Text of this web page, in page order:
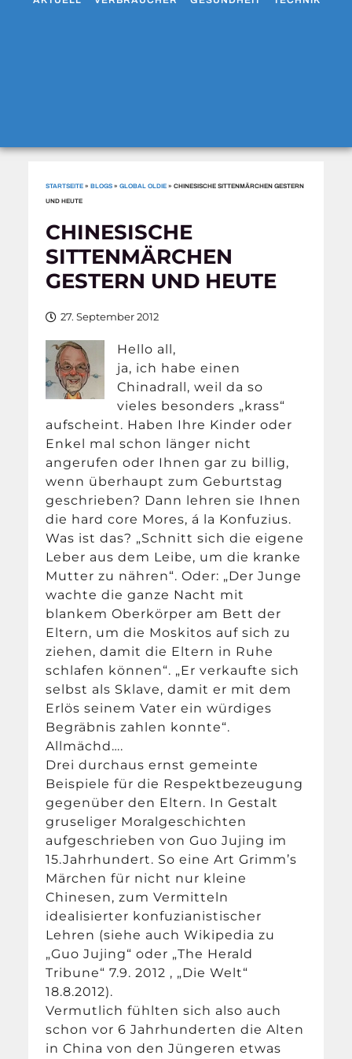
STARTSEITE »BLOGS »GLOBAL OLDIE »CHINESISCHE SITTENMÄRCHEN GESTERN
UND HEUTE
CHINESISCHE
SITTENMÄRCHEN
GESTERN UND HEUTE
27. September 2012
Hello all,
ja, ich habe einen
Chinadrall, weil da so
vieles besonders „krass“
aufscheint. Haben Ihre Kinder oder
Enkel mal schon länger nicht
angerufen oder Ihnen gar zu billig,
wenn überhaupt zum Geburtstag
geschrieben? Dann lehren sie Ihnen
die hard core Mores, á la Konfuzius.
Was ist das? „Schnitt sich die eigene
Leber aus dem Leibe, um die kranke
Mutter zu nähren“. Oder: „Der Junge
wachte die ganze Nacht mit
blankem Oberkörper am Bett der
Eltern, um die Moskitos auf sich zu
ziehen, damit die Eltern in Ruhe
schlafen können“. „Er verkaufte sich
selbst als Sklave, damit er mit dem
Erlös seinem Vater ein würdiges
Begräbnis zahlen konnte“.
Allmächd….
Drei durchaus ernst gemeinte
Beispiele für die Respektbezeugung
gegenüber den Eltern. In Gestalt
gruseliger Moralgeschichten
aufgeschrieben von Guo Jujing im
15.Jahrhundert. So eine Art Grimm’s
Märchen für nicht nur kleine
Chinesen, zum Vermitteln
idealisierter konfuzianistischer
Lehren (siehe auch Wikipedia zu
„Guo Jujing“ oder „The Herald
Tribune“ 7.9. 2012 , „Die Welt“
18.8.2012).
Vermutlich fühlten sich also auch
schon vor 6 Jahrhunderten die Alten
in China von den Jüngeren etwas